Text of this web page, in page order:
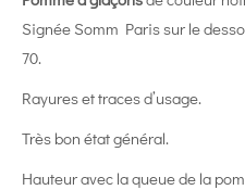
Signée Somm Paris sur le
70.
Rayures et traces d’usage.
Très bon état général.
Hauteur avec la queue de la